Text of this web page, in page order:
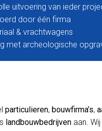
uitvoering van ieder
door één firma
& vrachtwagens
met archeologische
particulieren, bouwfirma’s,
landbouwbedrijven aan.